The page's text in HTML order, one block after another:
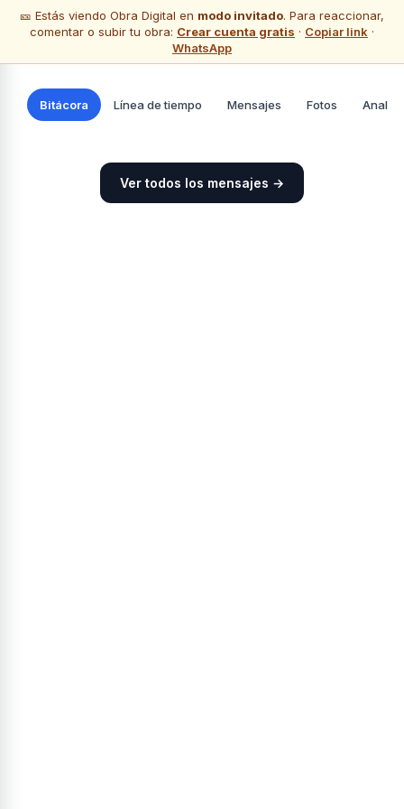
OBRA_DEMO 🔍
Bitácora Línea de tiempo Mensajes Fotos
Ver todos los mensajes →
🎫 Estás viendo Obra Digital en modo invitado. Para reaccionar,
comentar o subir tu obra: Crear cuenta gratis · Copiar link ·
WhatsApp